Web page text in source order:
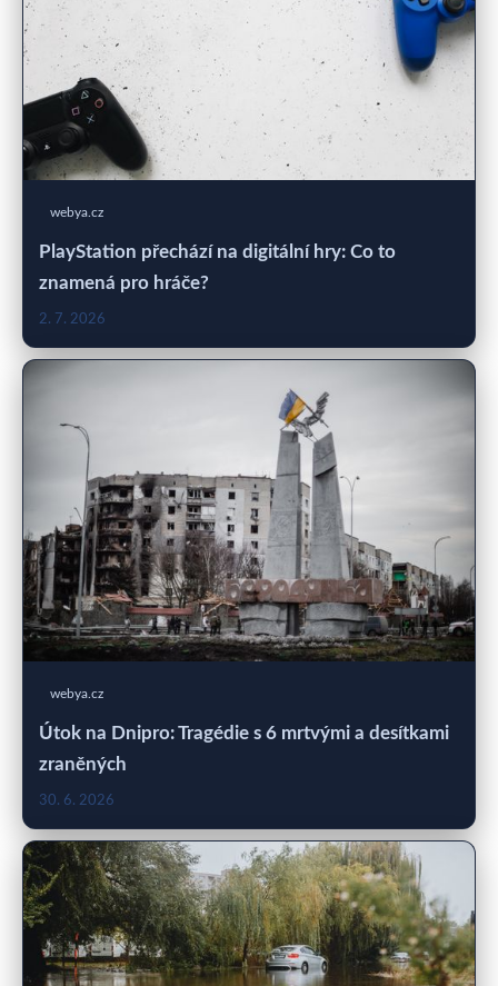
webya.cz
PlayStation přechází na digitální hry: Co to
znamená pro hráče?
2. 7. 2026
webya.cz
Útok na Dnipro: Tragédie s 6 mrtvými a desítkami
zraněných
30. 6. 2026